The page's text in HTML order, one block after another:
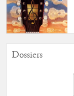
Dossiers